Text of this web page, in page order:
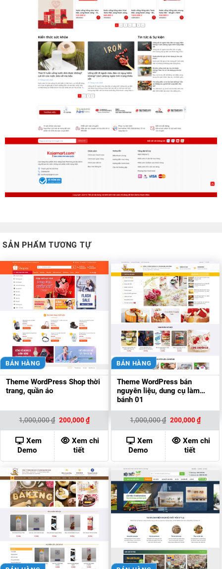
SẢN PHẨM TƯƠNG TỰ
BÁN HÀNG
Theme WordPress Shop thời
trang, quần áo
1,000,000₫ Giá
là:
1,000,000 ₫.
200,000₫Giá
hiện
tại
là:
200,000 ₫.
Xem
Demo
Xem chi
tiết
BÁN HÀNG
Theme WordPress bán
nguyên liệu, dung cụ làm
bánh 01
1,000,000₫ Giá
là:
1,000,000 ₫.
200,000₫Giá
hiện
tại
là:
Xem
Demo
Xem chi
tiết